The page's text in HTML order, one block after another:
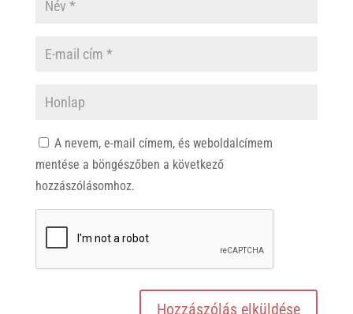
A nevem, e-mail címem, és weboldalcímem
mentése a böngészőben a következő
hozzászólásomhoz.